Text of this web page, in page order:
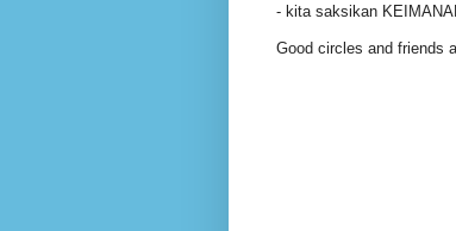
- kita saksikan
Good circles and friends